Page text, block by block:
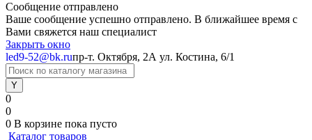
Сообщение отправлено
Ваше сообщение успешно отправлено. В ближайшее время с
Вами свяжется наш специалист
Закрыть окно
led9-52@bk.ruпр-т. Октября, 2А ул. Костина, 6/1
0
0
0 В корзине пока пусто
Каталог товаров